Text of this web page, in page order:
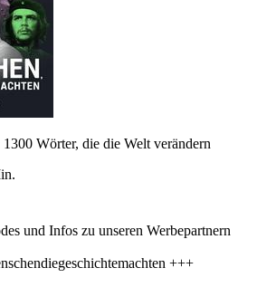
Wörter, die die Welt verändern
und Infos zu unseren Werbepartnern
+++